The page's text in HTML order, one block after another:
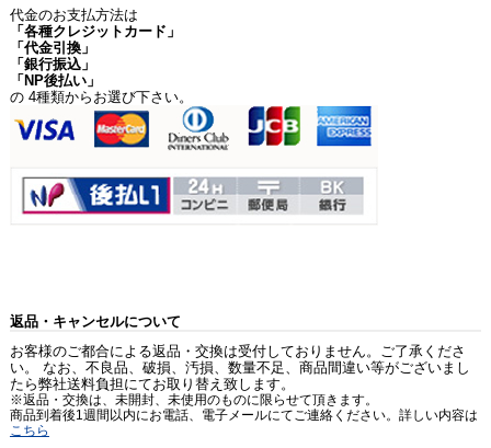
代金のお支払方法は
「各種クレジットカード」
「代金引換」
「銀行振込」
「NP後払い」
の 4種類からお選び下さい。
返品・キャンセルについて
お客様のご都合による返品・交換は受付しておりません。ご了承くださ
い。 なお、不良品、破損、汚損、数量不足、商品間違い等がございまし
たら弊社送料負担にてお取り替え致します。
※返品・交換は、未開封、未使用のものに限らせて頂きます。
商品到着後1週間以内にお電話、電子メールにてご連絡ください。詳しい内容は
こちら